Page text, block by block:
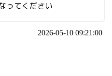
ってください
2026-05-10 09:21:00